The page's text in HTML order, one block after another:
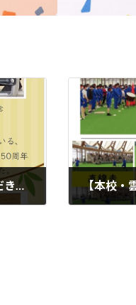
【50周年🌈】車いすを寄贈していただきました 【本校・